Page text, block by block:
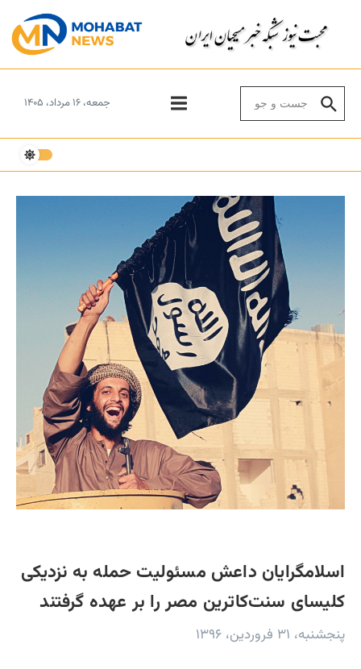
جمعه، ۱۶ مرداد، ۱۴۰۵
اسلامگرایان داعش مسئولیت حمله به نزدیکی
کلیسای سنت‌کاترین مصر را بر عهده گرفتند
پنجشنبه، ۳۱ فروردین، ۱۳۹۶